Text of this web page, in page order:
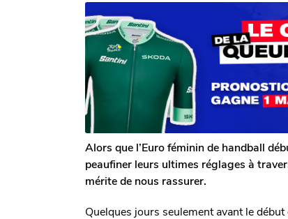
n
s
a
g
o
r
T
o
m
G
a
l
e
r
o
n
s
a
o
Alors que l’Euro féminin de handball
peaufiner leurs ultimes réglages à
mérite de nous rassurer.
Quelques jours seulement avant le début